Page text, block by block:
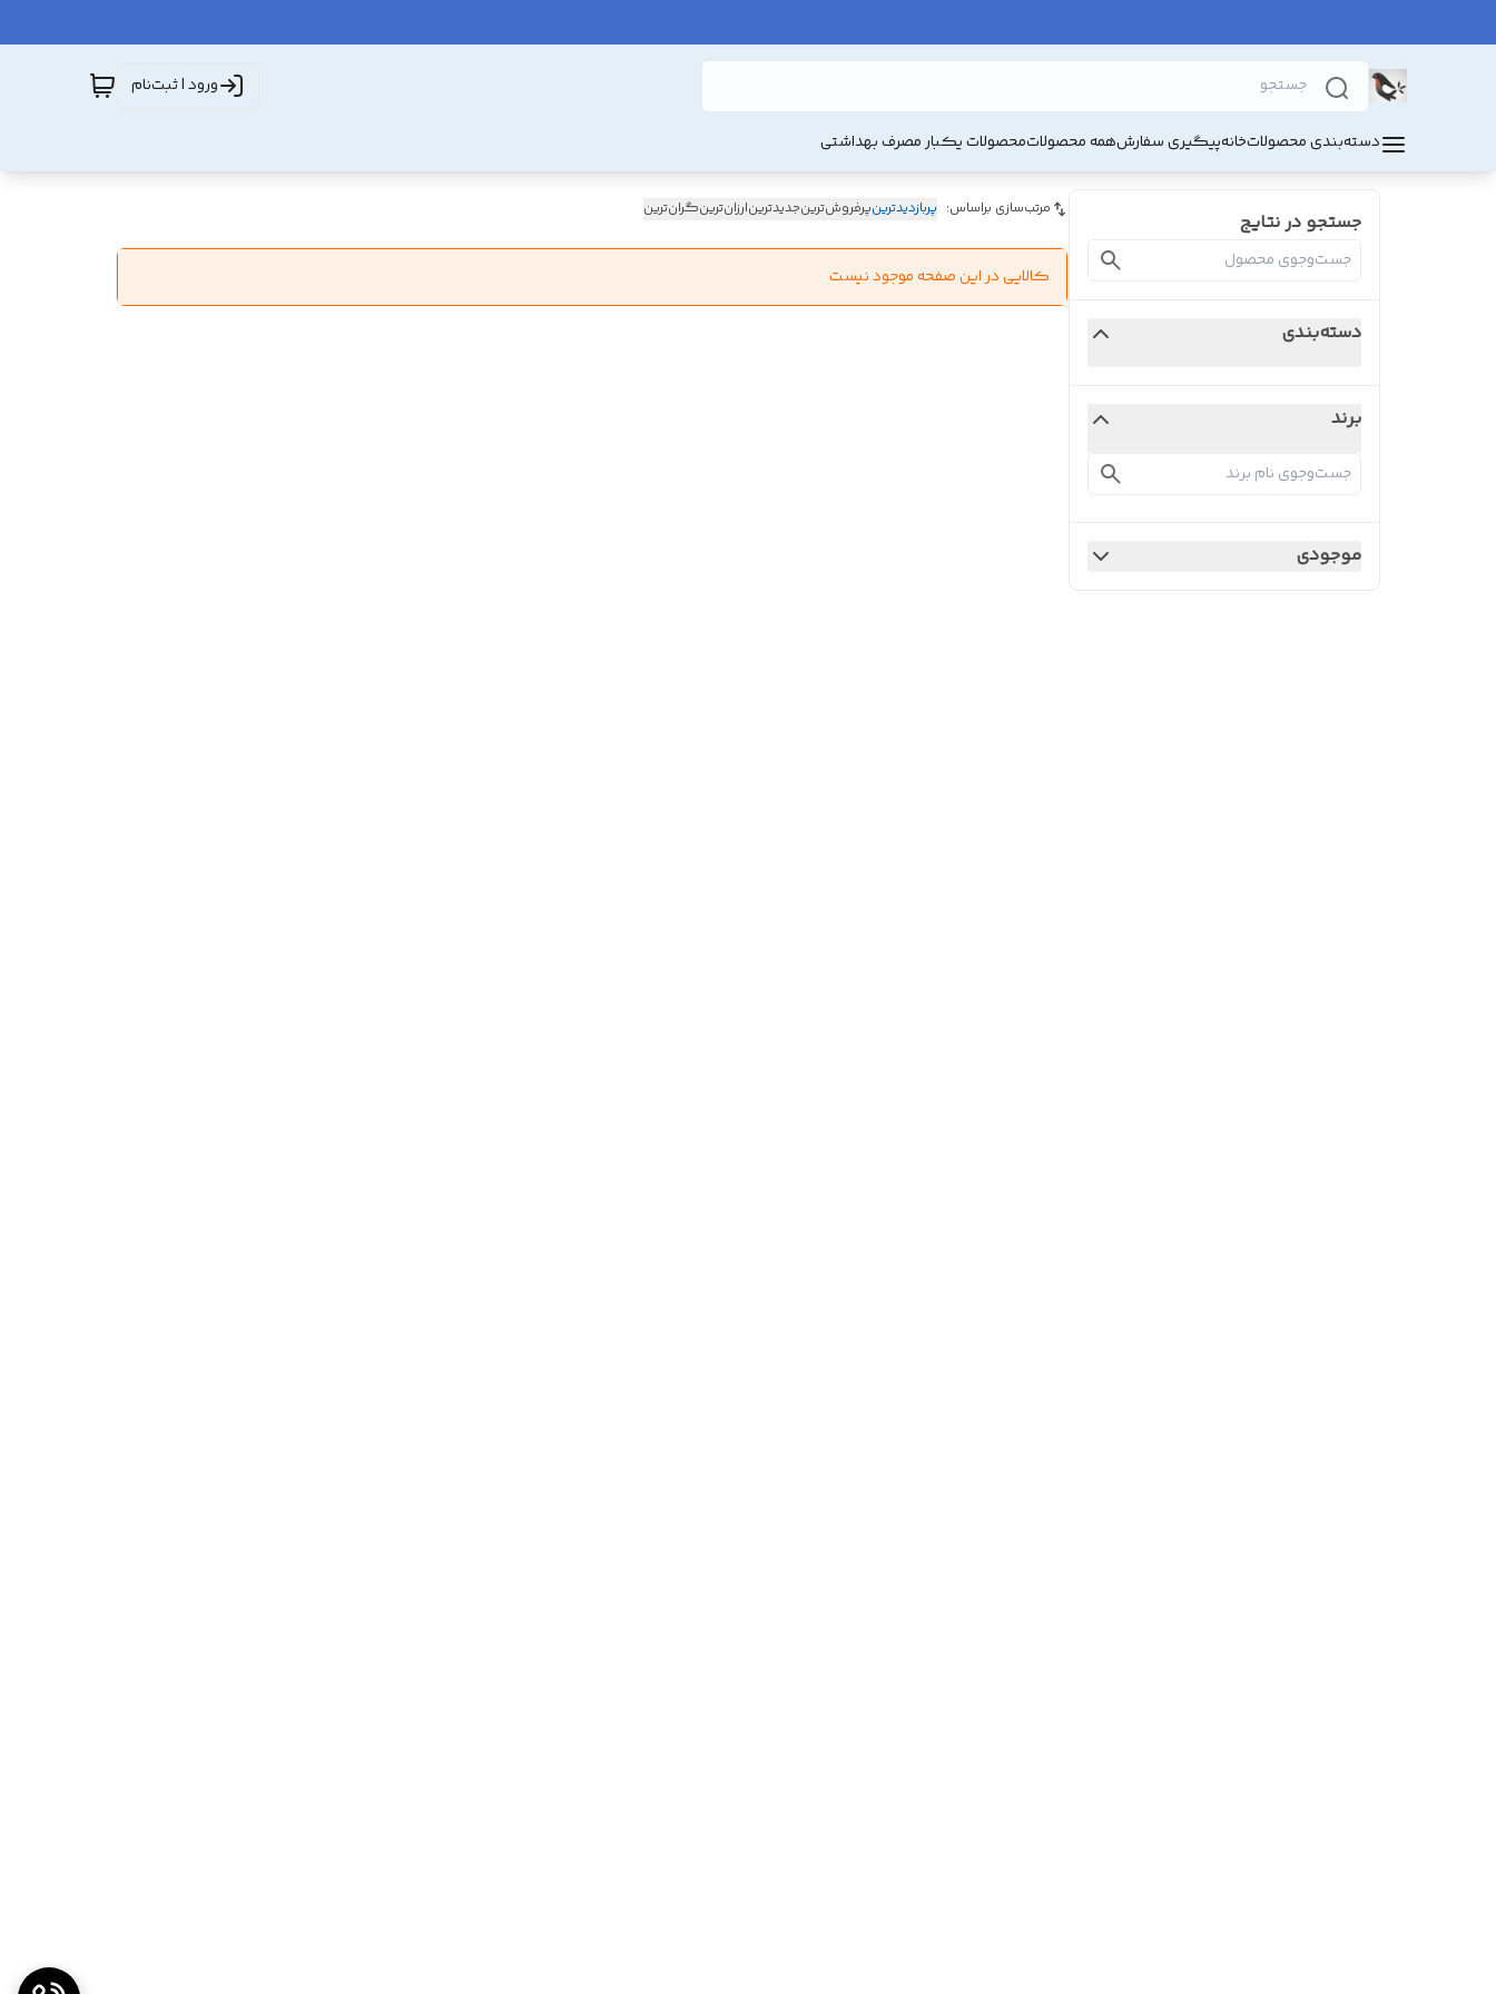
ورود | ثبت‌نام
دسته‌بندی محصولاتخانهپیگیری سفارشهمه محصولاتمحصولات یکبار مصرف بهداشتی
جستجو در نتایج
دسته‌بندی
برند
موجودی
مرتب‌سازی براساس: پربازدیدترینپرفروش‌ترینجدیدترینارزان‌ترینگران‌ترین
کالایی در این صفحه موجود نیست